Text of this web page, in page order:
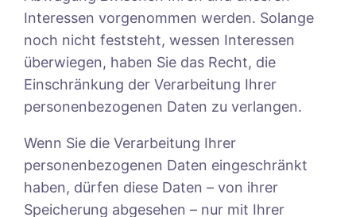
Interessen vorgenommen werden. Solange
noch nicht feststeht, wessen Interessen
überwiegen, haben Sie das Recht, die
Einschränkung der Verarbeitung Ihrer
personenbezogenen Daten zu verlangen.
Wenn Sie die Verarbeitung Ihrer
personenbezogenen Daten eingeschränkt
haben, dürfen diese Daten – von ihrer
Speicherung abgesehen – nur mit Ihrer